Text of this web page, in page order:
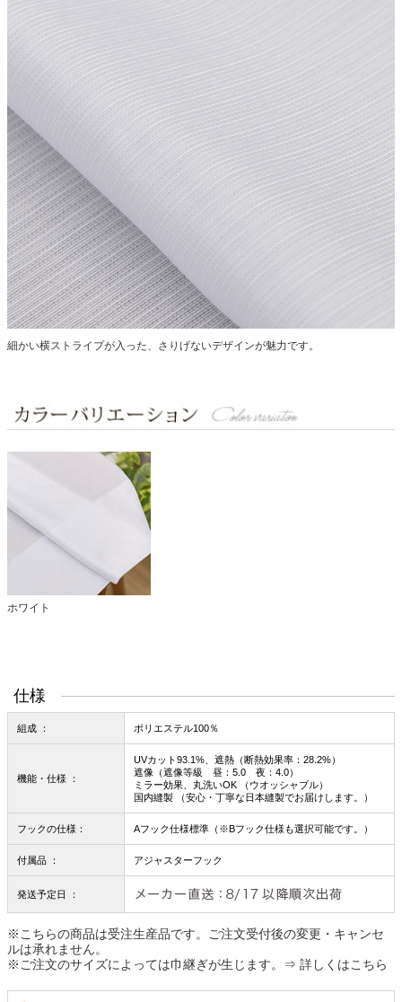
細かい横ストライプが入った、さりげないデザインが魅力です。
ホワイト
仕様
組成 ： ポリエステル100％
機能・仕様 ：
UVカット93.1%、遮熱（断熱効果率：28.2%）
遮像（遮像等級 昼：5.0 夜：4.0）
ミラー効果、丸洗いOK （ウオッシャブル）
国内縫製 （安心・丁寧な日本縫製でお届けします。）
フックの仕様： Aフック仕様標準（※Bフック仕様も選択可能です。）
付属品 ： アジャスターフック
発送予定日 ：
※こちらの商品は受注生産品です。ご注文受付後の変更・キャンセ
ルは承れません。
※ご注文のサイズによっては巾継ぎが生じます。
⇒ 詳しくはこちら